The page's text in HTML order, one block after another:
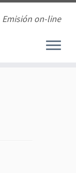
Emisión on-line